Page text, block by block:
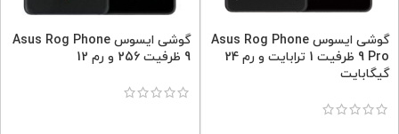
گوشی ایسوس Asus Rog Phone
9 Pro ظرفیت 1 ترابایت و رم 24
گیگابایت
گوشی ایسوس Asus Rog Phone
9 ظرفیت 256 و رم 12